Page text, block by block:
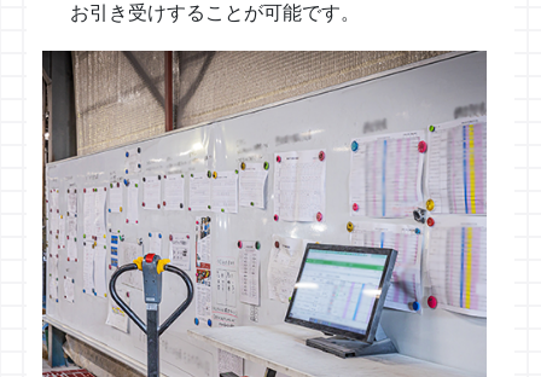
お引き受けすることが可能です。